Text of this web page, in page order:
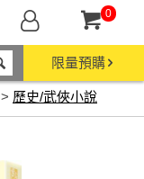
0
限量預購
> 歷史/武俠小說